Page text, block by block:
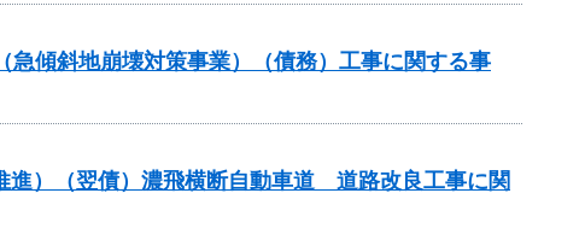
傾斜地崩壊対策事業）（債務）工事に関する事
進）（翌債）濃飛横断自動車道 道路改良工事に関